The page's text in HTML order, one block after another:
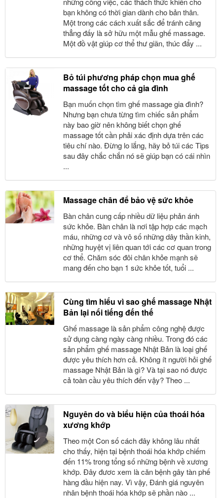
bạn không có thời gian dành cho bản thân.
Một trong các cách xuất sắc để tránh căng
thẳng đấy là sở hữu một mẫu ghế massage.
Một đồ vật giúp cơ thể thư giãn, thúc đẩy ...
Bỏ túi phương pháp chọn mua ghế
massage tốt cho cả gia đình
Bạn muốn chọn tìm ghế massage gia đình?
Nhưng bạn chưa từng tìm chiếc sản phẩm
này bao giờ nên không biết chọn ghế
massage tốt cần phải xác định dựa trên các
tiêu chí nào. Đừng lo lắng, hãy bỏ túi các Tips
sau đây chắc chắn nó sẽ giúp bạn có cái nhìn
...
Massage chân để bảo vệ sức khỏe
Bàn chân cung cấp nhiều dữ liệu phản ánh
sức khỏe. Bàn chân là nơi tập hợp các mạch
máu, những cơ và vô số những dây thần kinh,
những huyệt vị liên quan tới các cơ quan trong
cơ thể. Chăm sóc đôi chân khỏe mạnh sẽ
mang đến cho bạn 1 sức khỏe tốt, tuổi ...
Cùng tìm hiểu vì sao ghế massage Nhật
Bản lại nổi tiếng đến thế
Ghế massage là sản phẩm công nghệ được
sử dụng càng ngày càng nhiều. Trong đó các
sản phẩm ghế massage Nhật Bản là loại ghế
được yêu thích hơn cả. Không ít người hỏi ghế
massage Nhật Bản là gì? Và tại sao nó được
cả toàn cầu yêu thích đến vậy? Theo ...
Nguyên do và biểu hiện của thoái hóa
xương khớp
Theo một Con số cách đây không lâu nhất
cho thấy, hiện tại bệnh thoái hóa khớp chiếm
đến 11% trong tổng số những bệnh về xương
khớp. Đây đươc xem là căn bệnh gây tàn phế
hàng đầu hiện nay. Vì vậy, Đánh giá nguyên
nhân bệnh thoái hóa khớp sẽ phần nào ...